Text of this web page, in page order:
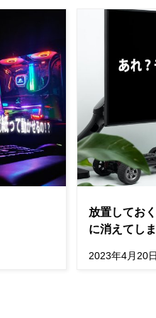
放置してお
に消えてし
2023年4月20日